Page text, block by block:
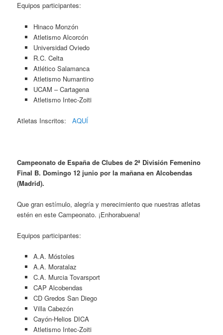
Equipos participantes:
Hinaco Monzón
Atletismo Alcorcón
Universidad Oviedo
R.C. Celta
Atlético Salamanca
Atletismo Numantino
UCAM – Cartagena
Atletismo Intec-Zoiti
Atletas Inscritos:AQUÍ
Campeonato de España de Clubes de 2ª División Femenino
Final B. Domingo 12 junio por la mañana en Alcobendas
(Madrid).
Que gran estímulo, alegría y merecimiento que nuestras atletas
estén en este Campeonato. ¡Enhorabuena!
Equipos participantes:
A.A. Móstoles
A.A. Moratalaz
C.A. Murcia Tovarsport
CAP Alcobendas
CD Gredos San Diego
Villa Cabezón
Cayón-Helios DICA
Atletismo Intec-Zoiti